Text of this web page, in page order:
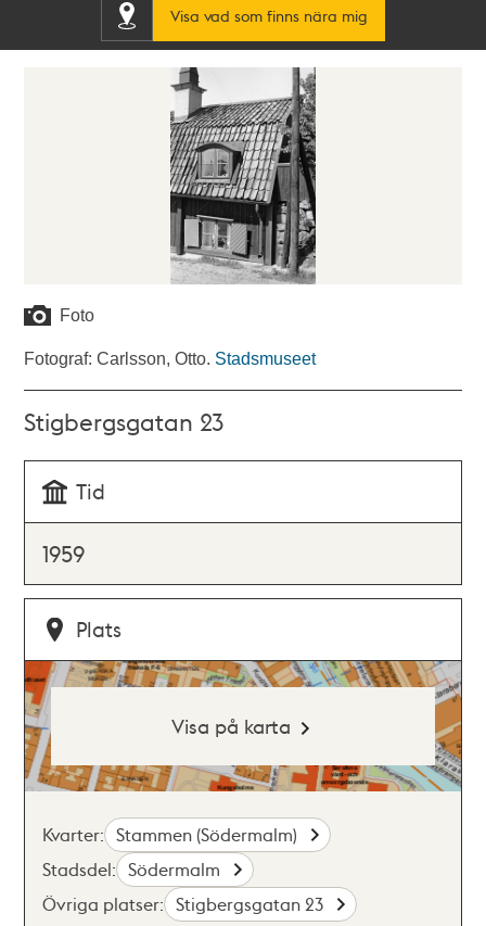
Visa vad som finns nära mig
Foto
Fotograf: Carlsson, Otto. Stadsmuseet
Stigbergsgatan 23
Tid
1959
Plats
Visa på karta
Kvarter: Stammen (Södermalm)
Stadsdel: Södermalm
Övriga platser: Stigbergsgatan 23